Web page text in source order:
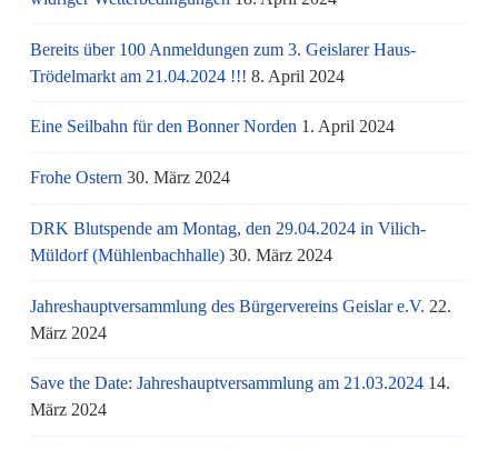
Bereits über 100 Anmeldungen zum 3. Geislarer Haus-
Trödelmarkt am 21.04.2024 !!! 8. April 2024
Eine Seilbahn für den Bonner Norden 1. April 2024
Frohe Ostern 30. März 2024
DRK Blutspende am Montag, den 29.04.2024 in Vilich-
Müldorf (Mühlenbachhalle) 30. März 2024
Jahreshauptversammlung des Bürgervereins Geislar e.V. 22.
März 2024
Save the Date: Jahreshauptversammlung am 21.03.2024 14.
März 2024